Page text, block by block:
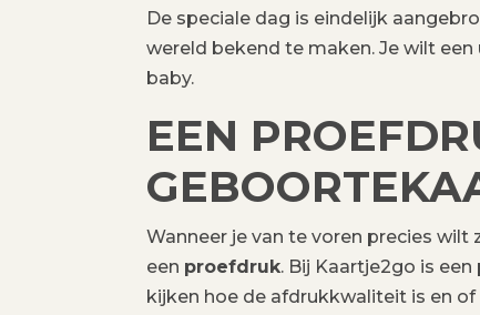
De speciale dag is eindelijk
wereld bekend te maken. Je wilt
baby.
EEN
Wanneer je van te voren precies wilt
een proefdruk. Bij Kaartje2go is
kijken hoe de afdrukkwaliteit is en